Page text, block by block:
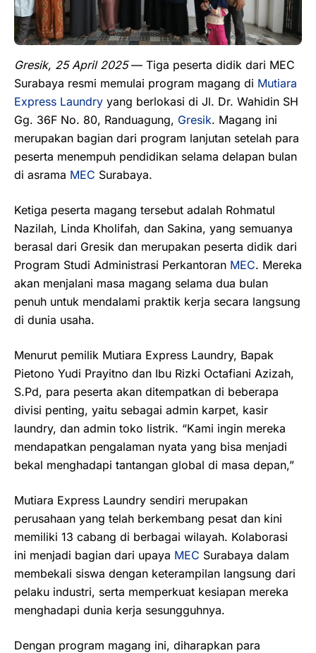
Gresik, 25 April 2025— Tiga peserta didik dari MEC
Surabaya resmi memulai program magang di Mutiara
Express Laundry yang berlokasi di Jl. Dr. Wahidin SH
Gg. 36F No. 80, Randuagung, Gresik. Magang ini
merupakan bagian dari program lanjutan setelah para
peserta menempuh pendidikan selama delapan bulan
di asrama MEC Surabaya.
Ketiga peserta magang tersebut adalah Rohmatul
Nazilah, Linda Kholifah, dan Sakina, yang semuanya
berasal dari Gresik dan merupakan peserta didik dari
Program Studi Administrasi Perkantoran MEC. Mereka
akan menjalani masa magang selama dua bulan
penuh untuk mendalami praktik kerja secara langsung
di dunia usaha.
Menurut pemilik Mutiara Express Laundry, Bapak
Pietono Yudi Prayitno dan Ibu Rizki Octafiani Azizah,
S.Pd, para peserta akan ditempatkan di beberapa
divisi penting, yaitu sebagai admin karpet, kasir
laundry, dan admin toko listrik. “Kami ingin mereka
mendapatkan pengalaman nyata yang bisa menjadi
bekal menghadapi tantangan global di masa depan,”
Mutiara Express Laundry sendiri merupakan
perusahaan yang telah berkembang pesat dan kini
memiliki 13 cabang di berbagai wilayah. Kolaborasi
ini menjadi bagian dari upaya MEC Surabaya dalam
membekali siswa dengan keterampilan langsung dari
pelaku industri, serta memperkuat kesiapan mereka
menghadapi dunia kerja sesungguhnya.
Dengan program magang ini, diharapkan para